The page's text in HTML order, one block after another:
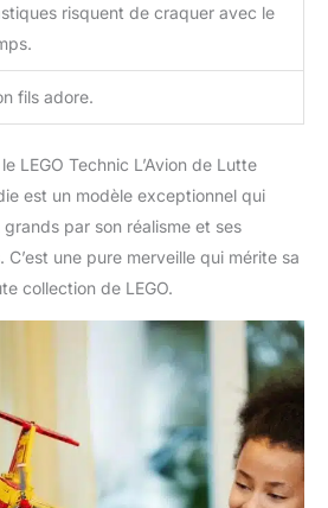
risquent de craquer avec le
fils adore.
LEGO Technic L’Avion de Lutte
est un modèle exceptionnel qui
par son réalisme et ses
C’est une pure merveille qui mérite sa
collection de LEGO.